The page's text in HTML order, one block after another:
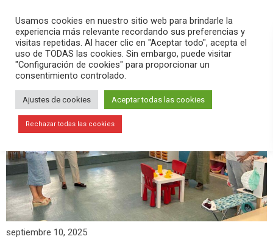
search menu pause PLAY
septiembre 10, 2025
Usamos cookies en nuestro sitio web para brindarle la
experiencia más relevante recordando sus preferencias y
visitas repetidas. Al hacer clic en "Aceptar todo", acepta el
uso de TODAS las cookies. Sin embargo, puede visitar
"Configuración de cookies" para proporcionar un
consentimiento controlado.
Ajustes de cookies Aceptar todas las cookies
Rechazar todas las cookies